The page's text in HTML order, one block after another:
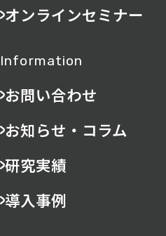
オンラインセミナー
Information
お問い合わせ
お知らせ・コラム
研究実績
導入事例